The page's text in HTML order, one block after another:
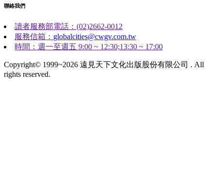
聯絡我們
讀者服務部電話：(02)2662-0012
服務信箱： globalcities@cwgv.com.tw
時間：週一至週五 9:00 ~ 12:30;13:30 ~ 17:00
Copyright© 1999~2026 遠見天下文化出版股份有限公司 . All
rights reserved.